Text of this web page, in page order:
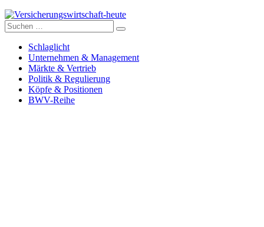
Versicherungswirtschaft-heute
Suche
nach:
Schlaglicht
Unternehmen & Management
Märkte & Vertrieb
Politik & Regulierung
Köpfe & Positionen
BWV-Reihe